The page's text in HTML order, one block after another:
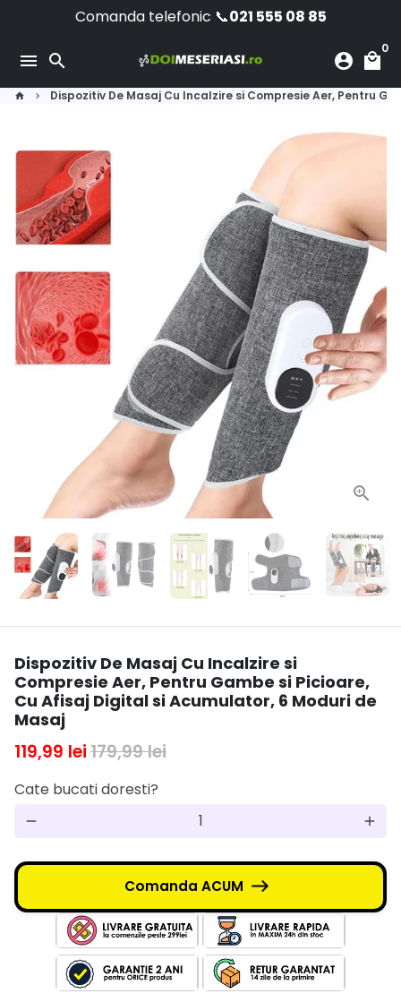
conținut
Comanda telefonic 📞021 555 08 85
menu search account_circle local_mall
0
home keyboard_arrow_right Dispozitiv De Masaj Cu Incalzire si Compresie Aer, Pentru
Dispozitiv De Masaj Cu Incalzire si
Compresie Aer, Pentru Gambe si Picioare,
Cu Afisaj Digital si Acumulator, 6 Moduri de
Masaj
119,99 lei179,99 lei
Cate bucati doresti?
remove add
Comanda ACUM